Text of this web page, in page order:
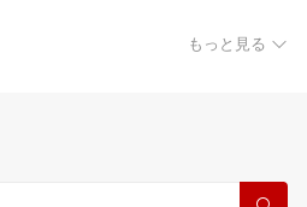
もっと見る